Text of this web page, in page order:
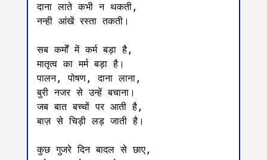
दाना लाते कभी न थकती,
नन्ही आंखें रस्ता तकती।
सब कर्मों में कर्म बड़ा‌ है,
मातृत्व का मर्म बड़ा है।
पालन, पोषण, दाना लाना,
बुरी नजर से उन्हें बचाना।
जब बात बच्चों पर आती है,
बाज़ से चिड़ी लड़ जाती है।
कुछ गुजरे दिन बादल से छाए,